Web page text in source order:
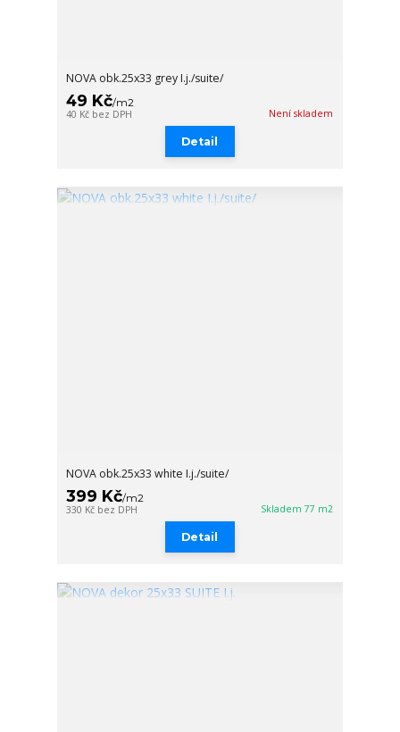
NOVA obk.25x33 grey I.j./suite/
49 Kč/m2
40 Kč bez DPH Není skladem
Detail
NOVA obk.25x33 white I.j./suite/
399 Kč/m2
330 Kč bez DPH Skladem 77 m2
Detail